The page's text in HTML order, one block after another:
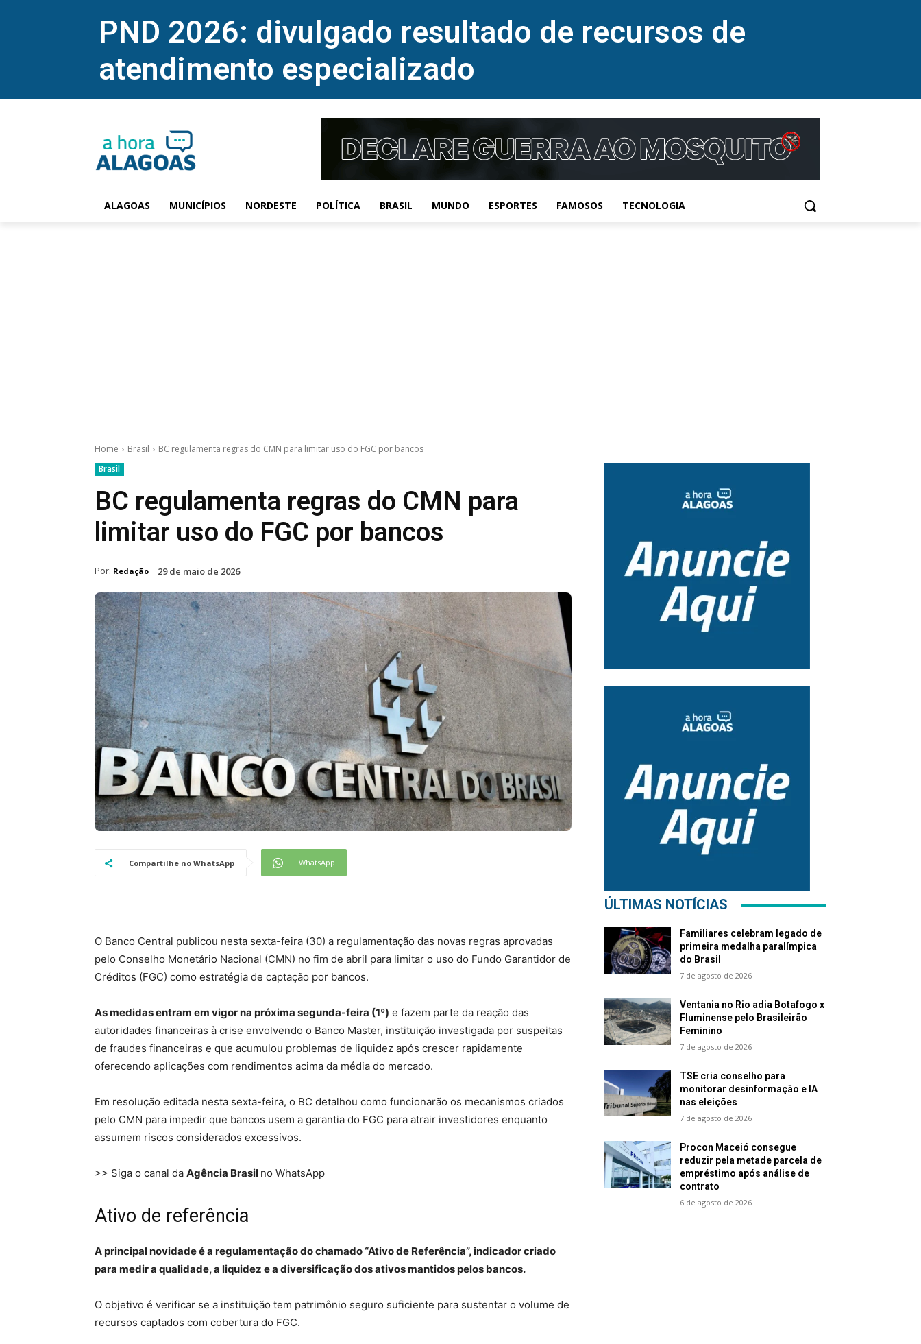
PND 2026: divulgado resultado de recursos de
atendimento especializado
ALAGOAS MUNICÍPIOS NORDESTE POLÍTICA BRASIL MUNDO ESPORTES FAMOSOS TECNOLOGIA
Home Brasil
BC regulamenta regras do CMN para limitar uso do FGC por bancos
Brasil
BC regulamenta regras do CMN para
limitar uso do FGC por bancos
Por: Redação 29 de maio de 2026
Compartilhe no WhatsApp WhatsApp
O Banco Central publicou nesta sexta-feira (30) a regulamentação das novas regras aprovadas
pelo Conselho Monetário Nacional (CMN) no fim de abril para limitar o uso do Fundo Garantidor de
Créditos (FGC) como estratégia de captação por bancos.
As medidas entram em vigor na próxima segunda-feira (1º) e fazem parte da reação das
autoridades financeiras à crise envolvendo o Banco Master, instituição investigada por suspeitas
de fraudes financeiras e que acumulou problemas de liquidez após crescer rapidamente
oferecendo aplicações com rendimentos acima da média do mercado.
Em resolução editada nesta sexta-feira, o BC detalhou como funcionarão os mecanismos criados
pelo CMN para impedir que bancos usem a garantia do FGC para atrair investidores enquanto
assumem riscos considerados excessivos.
>> Siga o canal da Agência Brasil no WhatsApp
Ativo de referência
A principal novidade é a regulamentação do chamado “Ativo de Referência”, indicador criado
para medir a qualidade, a liquidez e a diversificação dos ativos mantidos pelos bancos.
O objetivo é verificar se a instituição tem patrimônio seguro suficiente para sustentar o volume de
recursos captados com cobertura do FGC.
ÚLTIMAS NOTÍCIAS
Familiares celebram legado de
primeira medalha paralímpica
do Brasil
7 de agosto de 2026
Ventania no Rio adia Botafogo x
Fluminense pelo Brasileirão
Feminino
7 de agosto de 2026
TSE cria conselho para
monitorar desinformação e IA
nas eleições
7 de agosto de 2026
Procon Maceió consegue
reduzir pela metade parcela de
empréstimo após análise de
contrato
6 de agosto de 2026